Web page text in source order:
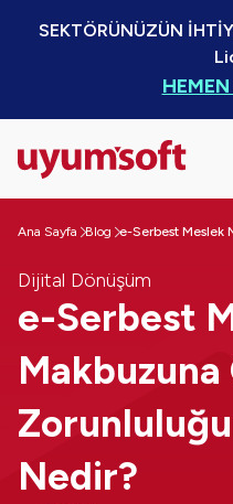
SEKTÖRÜNÜZÜN
Ana Sayfa Blog
Dijital Dönüşüm
e-Serbest
Makbuzuna
Nedir?